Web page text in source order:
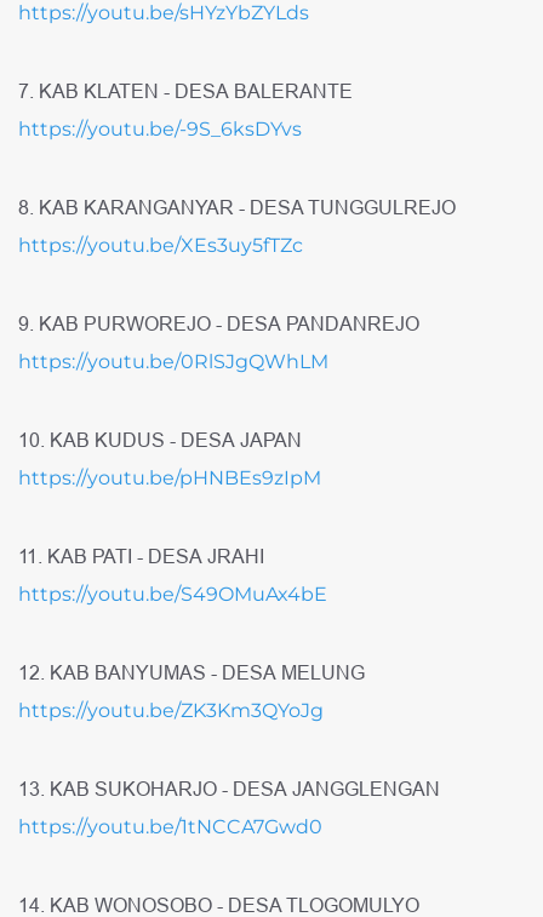
https://youtu.be/sHYzYbZYLds
7. KAB KLATEN - DESA BALERANTE
https://youtu.be/-9S_6ksDYvs
8. KAB KARANGANYAR - DESA TUNGGULREJO
https://youtu.be/XEs3uy5fTZc
9. KAB PURWOREJO - DESA PANDANREJO
https://youtu.be/0RlSJgQWhLM
10. KAB KUDUS - DESA JAPAN
https://youtu.be/pHNBEs9zIpM
11. KAB PATI - DESA JRAHI
https://youtu.be/S49OMuAx4bE
12. KAB BANYUMAS - DESA MELUNG
https://youtu.be/ZK3Km3QYoJg
13. KAB SUKOHARJO - DESA JANGGLENGAN
https://youtu.be/1tNCCA7Gwd0
14. KAB WONOSOBO - DESA TLOGOMULYO